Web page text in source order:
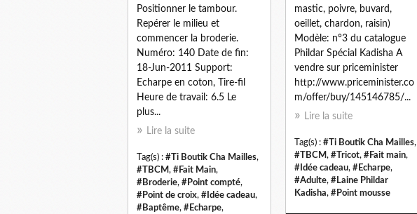
Positionner le tambour.
Repérer le milieu et
commencer la broderie.
Numéro: 140 Date de fin:
18-Jun-2011 Support:
Echarpe en coton, Tire-fil
Heure de travail: 6.5 Le
plus...
Lire la suite
Tag(s) : #Ti Boutik Cha Mailles,
#TBCM, #Fait Main,
#Broderie, #Point compté,
#Point de croix, #Idée cadeau,
#Baptême, #Echarpe,
mastic, poivre, buvard,
oeillet, chardon, raisin)
Modèle: n°3 du catalogue
Phildar Spécial Kadisha A
vendre sur priceminister
http://www.priceminister.co
m/offer/buy/145146785/...
Lire la suite
Tag(s) : #Ti Boutik Cha Mailles,
#TBCM, #Tricot, #Fait main,
#Idée cadeau, #Echarpe,
#Adulte, #Laine Phildar
Kadisha, #Point mousse